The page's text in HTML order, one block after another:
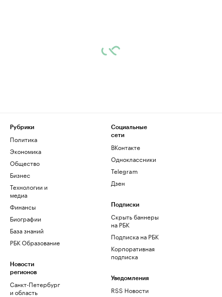
Рубрики
Политика
Экономика
Общество
Бизнес
Технологии и
медиа
Финансы
Биографии
База знаний
РБК Образование
Новости
регионов
Санкт-Петербург
и область
Социальные
сети
ВКонтакте
Одноклассники
Telegram
Дзен
Подписки
Скрыть баннеры
на РБК
Подписка на РБК
Корпоративная
подписка
Уведомления
RSS Новости